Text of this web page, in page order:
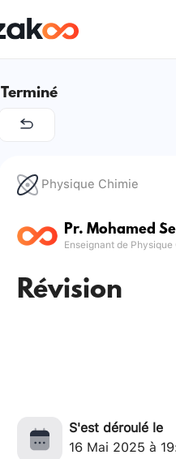
Terminé
Physique Chimie
Pr. Mohamed
Enseignant de
Révision
S'est déroulé le
16 Mai 2025 à